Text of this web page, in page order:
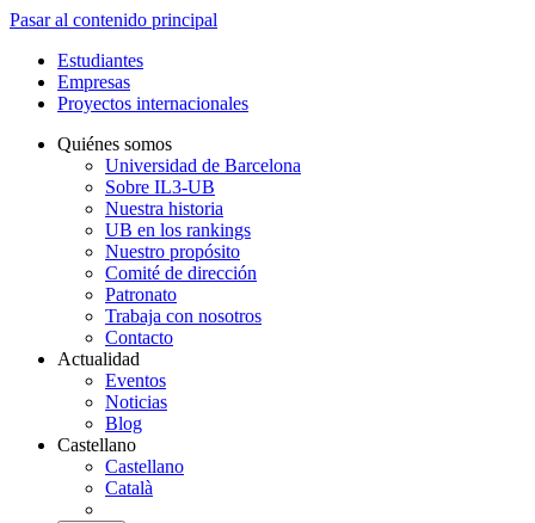
Pasar al contenido principal
Estudiantes
Empresas
Proyectos internacionales
Quiénes somos
Universidad de Barcelona
Sobre IL3-UB
Nuestra historia
UB en los rankings
Nuestro propósito
Comité de dirección
Patronato
Trabaja con nosotros
Contacto
Actualidad
Eventos
Noticias
Blog
Castellano
Castellano
Català